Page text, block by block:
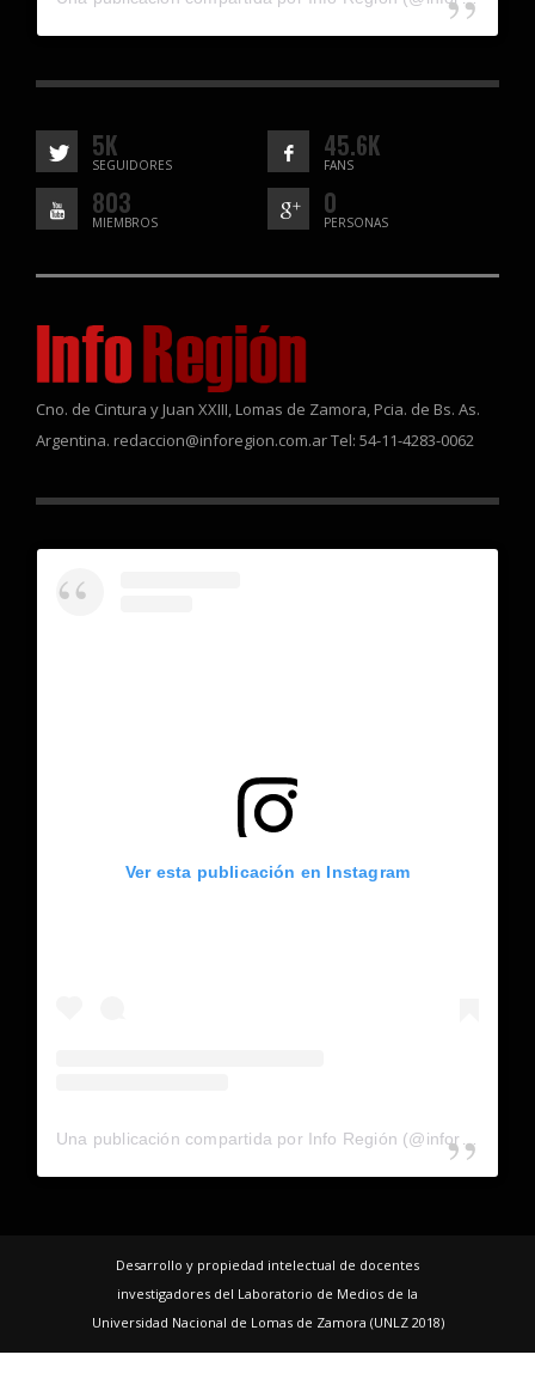
5K
SEGUIDORES
45.6K
FANS
803
MIEMBROS
0
PERSONAS
Cno. de Cintura y Juan XXIII, Lomas de Zamora, Pcia. de Bs. As.
Argentina. redaccion@inforegion.com.ar Tel: 54-11-4283-0062
Ver esta publicación en Instagram
Desarrollo y propiedad intelectual de docentes
investigadores del Laboratorio de Medios de la
Universidad Nacional de Lomas de Zamora (UNLZ 2018)